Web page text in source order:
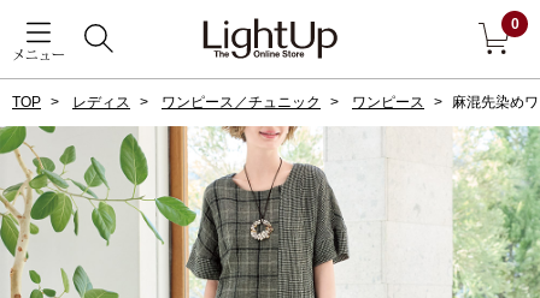
メニュー
0
すべて見る
戻る
アウター
ジャケット
TOP レディス ワンピース／チュニック ワンピース 麻混先染め